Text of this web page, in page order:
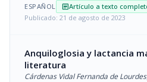
ESPAÑOL articleArtículo a texto
Publicado: 21 de agosto de 2023
Anquiloglosia y lactancia
literatura
Cárdenas Vidal Fernanda de Lourdes,